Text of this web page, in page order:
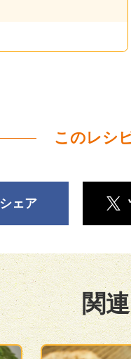
このレシ
シェア
関